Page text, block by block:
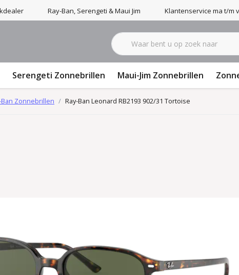
Ray-Ban, Serengeti & Maui Jim Klantenservice ma t/m
Serengeti Zonnebrillen Maui-Jim Zonnebrillen
Ban Zonnebrillen Ray-Ban Leonard RB2193 902/31 Tortoise